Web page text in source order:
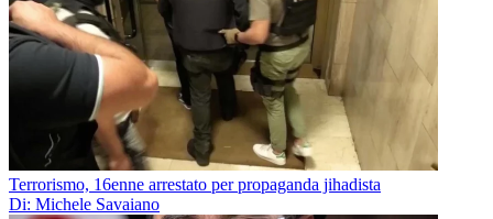
Terrorismo, 16enne arrestato per propaganda jihadista
Di: Michele Savaiano